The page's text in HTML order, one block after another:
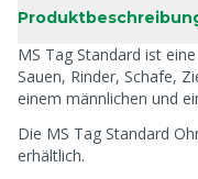
MS Tag Standard ist
Sauen, Rinder, Schafe,
einem männlichen und
Die MS Tag Standard
erhältlich.